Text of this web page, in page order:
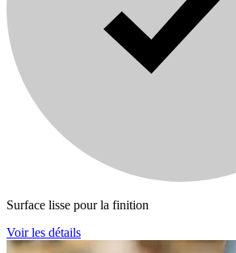
Surface lisse pour la finition
Voir les détails